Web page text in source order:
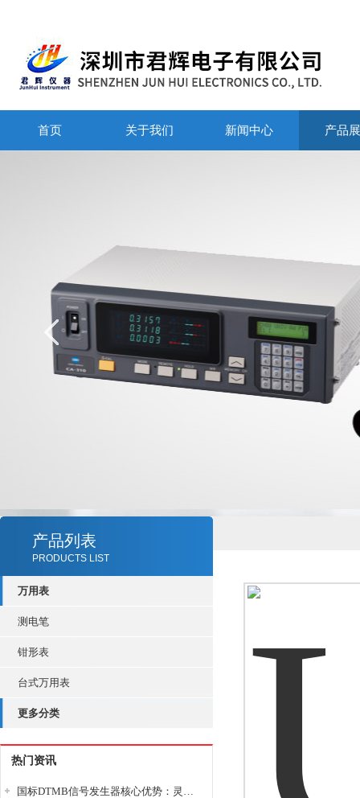
首页 关于我们 新闻中心 产品
产品列表
PRODUCTS LIST
万用表
测电笔
钳形表
台式万用表
更多分类
热门资讯
国标DTMB信号发生器核心优势：灵活性与准确性的结合